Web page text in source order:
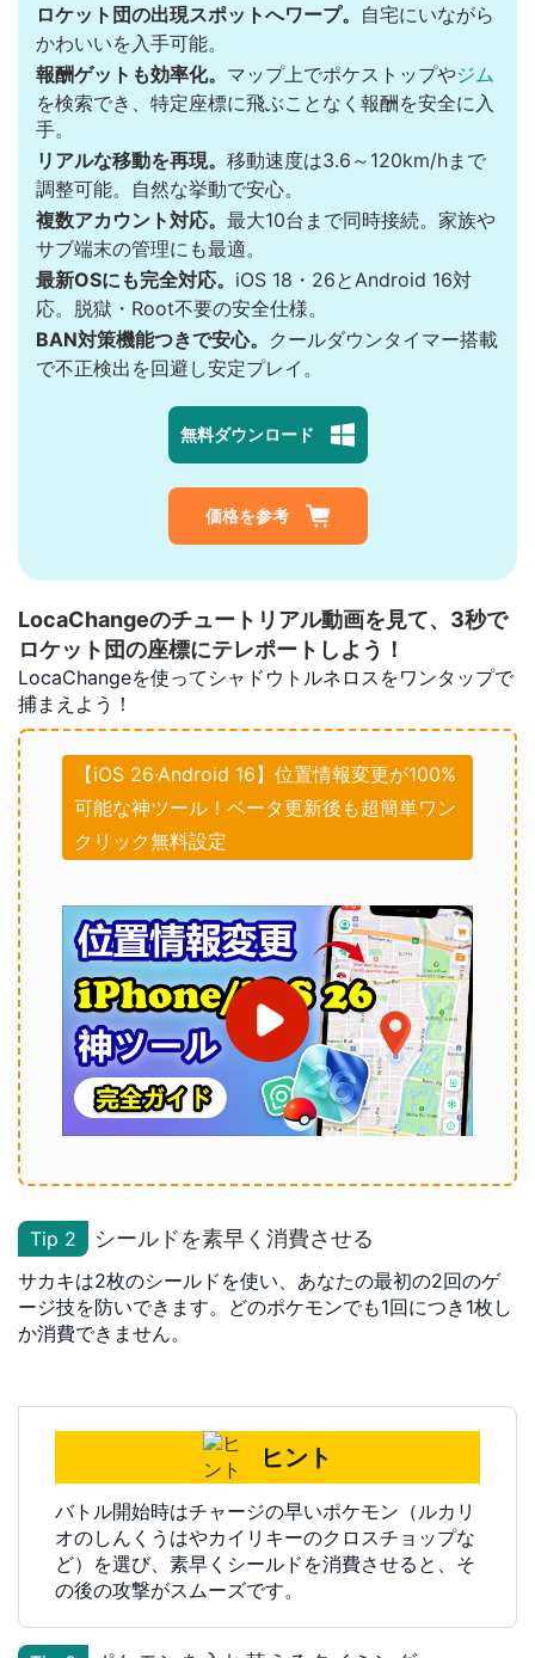
ロケット団の出現スポットへワープ。 自宅にいながら
かわいいを入手可能。
報酬ゲットも効率化。 マップ上でポケストップやジム
を検索でき、特定座標に飛ぶことなく報酬を安全に入
手。
リアルな移動を再現。 移動速度は3.6～120km/hまで
調整可能。自然な挙動で安心。
複数アカウント対応。 最大10台まで同時接続。家族や
サブ端末の管理にも最適。
最新OSにも完全対応。 iOS 18・26とAndroid 16対
応。脱獄・Root不要の安全仕様。
BAN対策機能つきで安心。 クールダウンタイマー搭載
で不正検出を回避し安定プレイ。
無料ダウンロード
価格を参考
LocaChangeのチュートリアル動画を見て、3秒で
ロケット団の座標にテレポートしよう！
LocaChangeを使ってシャドウトルネロスをワンタップで
捕まえよう！
【iOS 26·Android 16】位置情報変更が100%
可能な神ツール！ベータ更新後も超簡単ワン
クリック無料設定​
Tip 2 シールドを素早く消費させる
サカキは2枚のシールドを使い、あなたの最初の2回のゲ
ージ技を防いできます。どのポケモンでも1回につき1枚し
か消費できません。
ヒント
バトル開始時はチャージの早いポケモン（ルカリ
オのしんくうはやカイリキーのクロスチョップな
ど）を選び、素早くシールドを消費させると、そ
の後の攻撃がスムーズです。